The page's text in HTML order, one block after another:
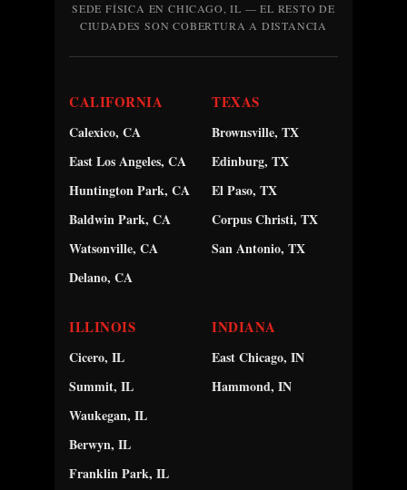
SEDE FÍSICA EN CHICAGO, IL — EL RESTO DE
CIUDADES SON COBERTURA A DISTANCIA
CALIFORNIA
Calexico, CA
East Los Angeles, CA
Huntington Park, CA
Baldwin Park, CA
Watsonville, CA
Delano, CA
TEXAS
Brownsville, TX
Edinburg, TX
El Paso, TX
Corpus Christi, TX
San Antonio, TX
ILLINOIS
Cicero, IL
Summit, IL
Waukegan, IL
Berwyn, IL
Franklin Park, IL
INDIANA
East Chicago, IN
Hammond, IN